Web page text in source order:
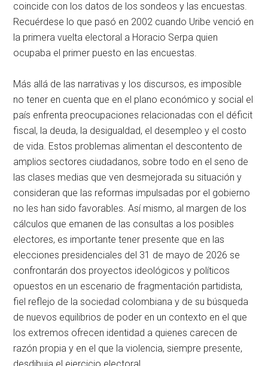
coincide con los datos de los sondeos y las encuestas.
Recuérdese lo que pasó en 2002 cuando Uribe venció en
la primera vuelta electoral a Horacio Serpa quien
ocupaba el primer puesto en las encuestas.
Más allá de las narrativas y los discursos, es imposible
no tener en cuenta que en el plano económico y social el
país enfrenta preocupaciones relacionadas con el déficit
fiscal, la deuda, la desigualdad, el desempleo y el costo
de vida. Estos problemas alimentan el descontento de
amplios sectores ciudadanos, sobre todo en el seno de
las clases medias que ven desmejorada su situación y
consideran que las reformas impulsadas por el gobierno
no les han sido favorables. Así mismo, al margen de los
cálculos que emanen de las consultas a los posibles
electores, es importante tener presente que en las
elecciones presidenciales del 31 de mayo de 2026 se
confrontarán dos proyectos ideológicos y políticos
opuestos en un escenario de fragmentación partidista,
fiel reflejo de la sociedad colombiana y de su búsqueda
de nuevos equilibrios de poder en un contexto en el que
los extremos ofrecen identidad a quienes carecen de
razón propia y en el que la violencia, siempre presente,